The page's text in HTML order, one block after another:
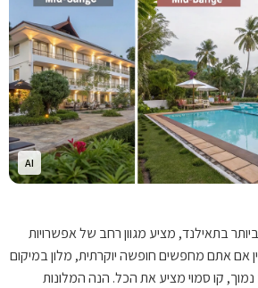
AI
בתאילנד, מציע מגוון רחב של אפשרויות
אם אתם מחפשים חופשה יוקרתית, מלון במיקום
קו סמוי מציע את הכל. הנה המלונות